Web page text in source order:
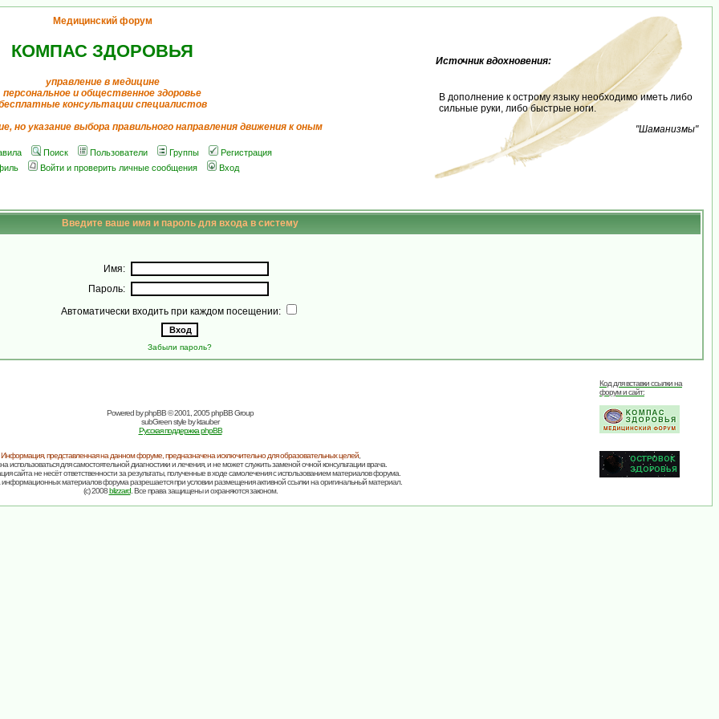
Медицинский форум
КОМПАС ЗДОРОВЬЯ
управление в медицине
персональное и общественное здоровье
консультации специалистов
но указание выбора правильного направления движения к оным
Поиск Пользователи Группы
Регистрация
Войти и проверить личные сообщения Вход
Источник вдохновения:
В дополнение к острому языку необходимо иметь либо
сильные руки, либо быстрые ноги.
"Шаманизмы"
Введите ваше имя и пароль для входа в систему
Имя:
Пароль:
Автоматически входить при каждом посещении:
Забыли пароль?
Powered byphpBB© 2001, 2005 phpBB Group
subGreen style byktauber
Русская поддержка phpBB
Код для вставки ссылки на
форум и сайт:
Информация, представленная на данном форуме, предназначена исключительно для образовательных целей,
использоваться для самостоятельной диагностики и лечения, и не может служить заменой очной консультации врача.
сайта не несёт ответственности за результаты, полученные в ходе самолечения с использованием материалов форума.
информационных материалов форума разрешается при условии размещения активной ссылки на оригинальный материал.
(c) 2008blizzard. Все права защищены и охраняются законом.